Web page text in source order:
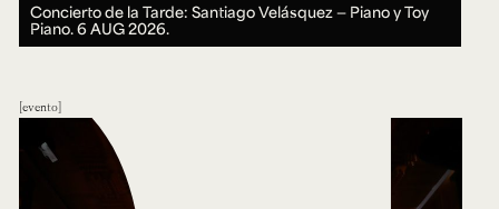
Concierto de la Tarde: Santiago Velásquez — Piano y Toy
Piano.6 AUG 2026.
evento